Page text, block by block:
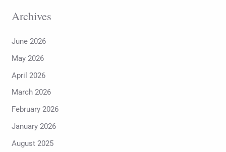
Archives
June 2026
May 2026
April 2026
March 2026
February 2026
January 2026
August 2025